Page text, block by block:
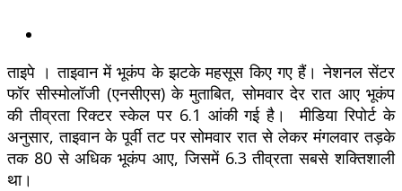
ताइपे । ताइवान में भूकंप के झटके महसूस किए गए हैं। नेशनल सेंटर
फॉर सीस्मोलॉजी (एनसीएस) के मुताबित, सोमवार देर रात आए भूकंप
की तीव्रता रिक्टर स्केल पर 6.1 आंकी गई है। मीडिया रिपोर्ट के
अनुसार, ताइवान के पूर्वी तट पर सोमवार रात से लेकर मंगलवार तड़के
तक 80 से अधिक भूकंप आए, जिसमें 6.3 तीव्रता सबसे शक्तिशाली
था।